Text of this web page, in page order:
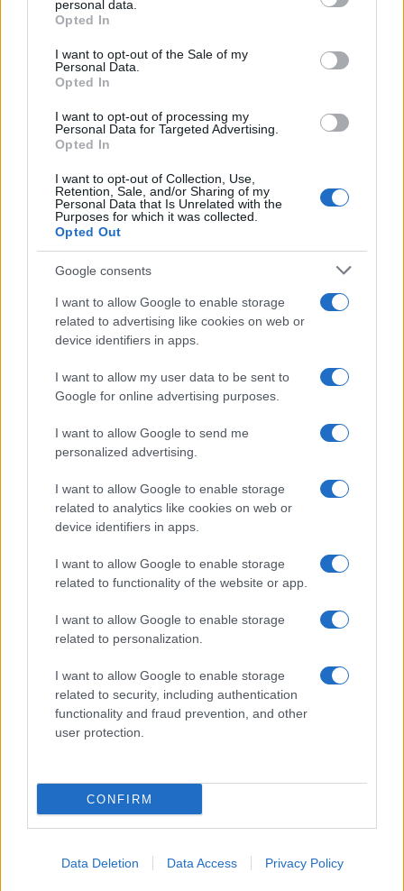
grant or deny consent to Google and its third-party tags to
use your data for below specified purposes in below Google
consent section.
personal data.
Opted In
I want to opt-out of the Sale of my
Personal Data.
Opted In
I want to opt-out of processing my
Personal Data for Targeted Advertising.
Opted In
I want to opt-out of Collection, Use,
Retention, Sale, and/or Sharing of my
Personal Data that Is Unrelated with the
Purposes for which it was collected.
Opted Out
Google consents
I want to allow Google to enable storage
related to advertising like cookies on web or
device identifiers in apps.
I want to allow my user data to be sent to
Google for online advertising purposes.
I want to allow Google to send me
personalized advertising.
I want to allow Google to enable storage
related to analytics like cookies on web or
device identifiers in apps.
I want to allow Google to enable storage
related to functionality of the website or app.
I want to allow Google to enable storage
related to personalization.
I want to allow Google to enable storage
related to security, including authentication
functionality and fraud prevention, and other
user protection.
CONFIRM
Data Deletion Data Access Privacy Policy
POTREBBE INTERESSARTI
Il sesterzio come moneta di
5 anni fa
Paragone: “Serve uno stato che
batta moneta”
Paragone
ARTICOLI CORRELATI
Il sesterzio come moneta di Roma, l’idea del
Paragone: “Serve uno stato che batta moneta”
ROMA M5S Espulso Gianluigi Paragone